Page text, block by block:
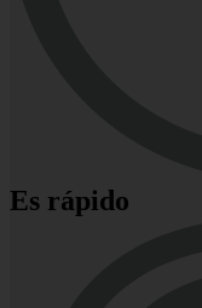
Es rápido